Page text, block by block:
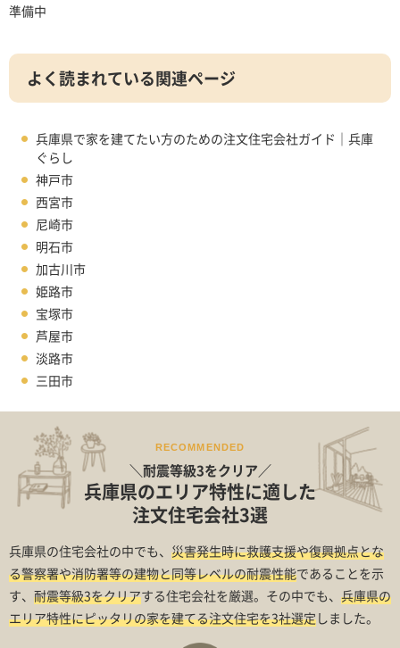
準備中
よく読まれている関連ページ
兵庫県で家を建てたい方のための注文住宅会社ガイド｜兵庫
ぐらし
神戸市
西宮市
尼崎市
明石市
加古川市
姫路市
宝塚市
芦屋市
淡路市
三田市
RECOMMENDED
＼耐震等級3をクリア／
兵庫県のエリア特性に適した
注文住宅会社3選
兵庫県の住宅会社の中でも、 災害発生時に救護支援や復興拠点とな
る警察署や消防署等の建物と同等レベルの耐震性能であることを示
す、 耐震等級3をクリアする住宅会社を厳選。その中でも、 兵庫県の
エリア特性にピッタリの家を建てる注文住宅を3社選定しました。